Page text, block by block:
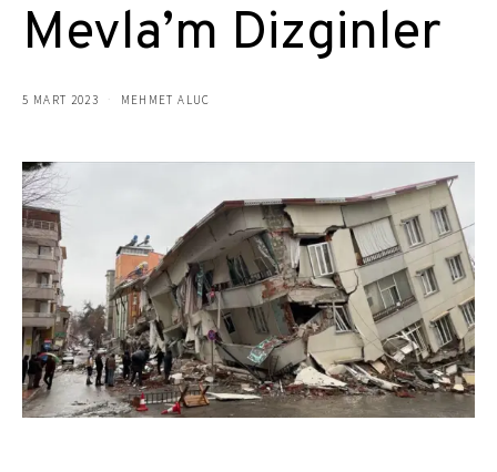
Mevla’m Dizginler
5 MART 2023 MEHMET ALUC